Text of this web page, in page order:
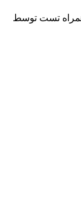
تست توسط